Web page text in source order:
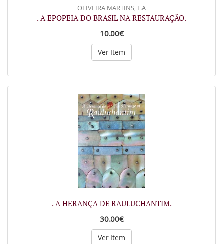
OLIVEIRA MARTINS, F.A
. A EPOPEIA DO BRASIL NA RESTAURAÇÃO.
10.00€
Ver Item
. A HERANÇA DE RAULUCHANTIM.
30.00€
Ver Item